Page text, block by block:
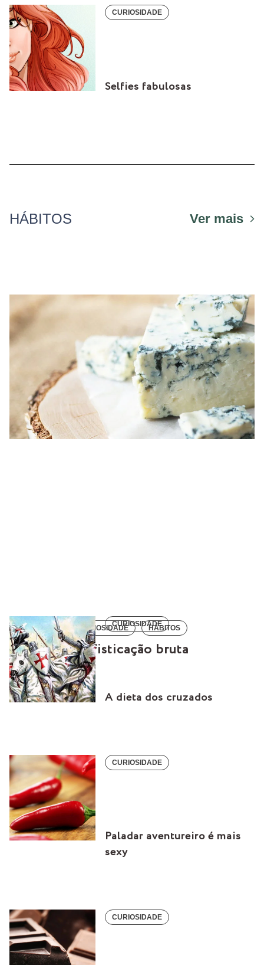
CURIOSIDADE
Selfies fabulosas
HÁBITOS Ver mais
CURIOSIDADE HÁBITOS
Sofisticação bruta
CURIOSIDADE
A dieta dos cruzados
CURIOSIDADE
Paladar aventureiro é mais
sexy
CURIOSIDADE